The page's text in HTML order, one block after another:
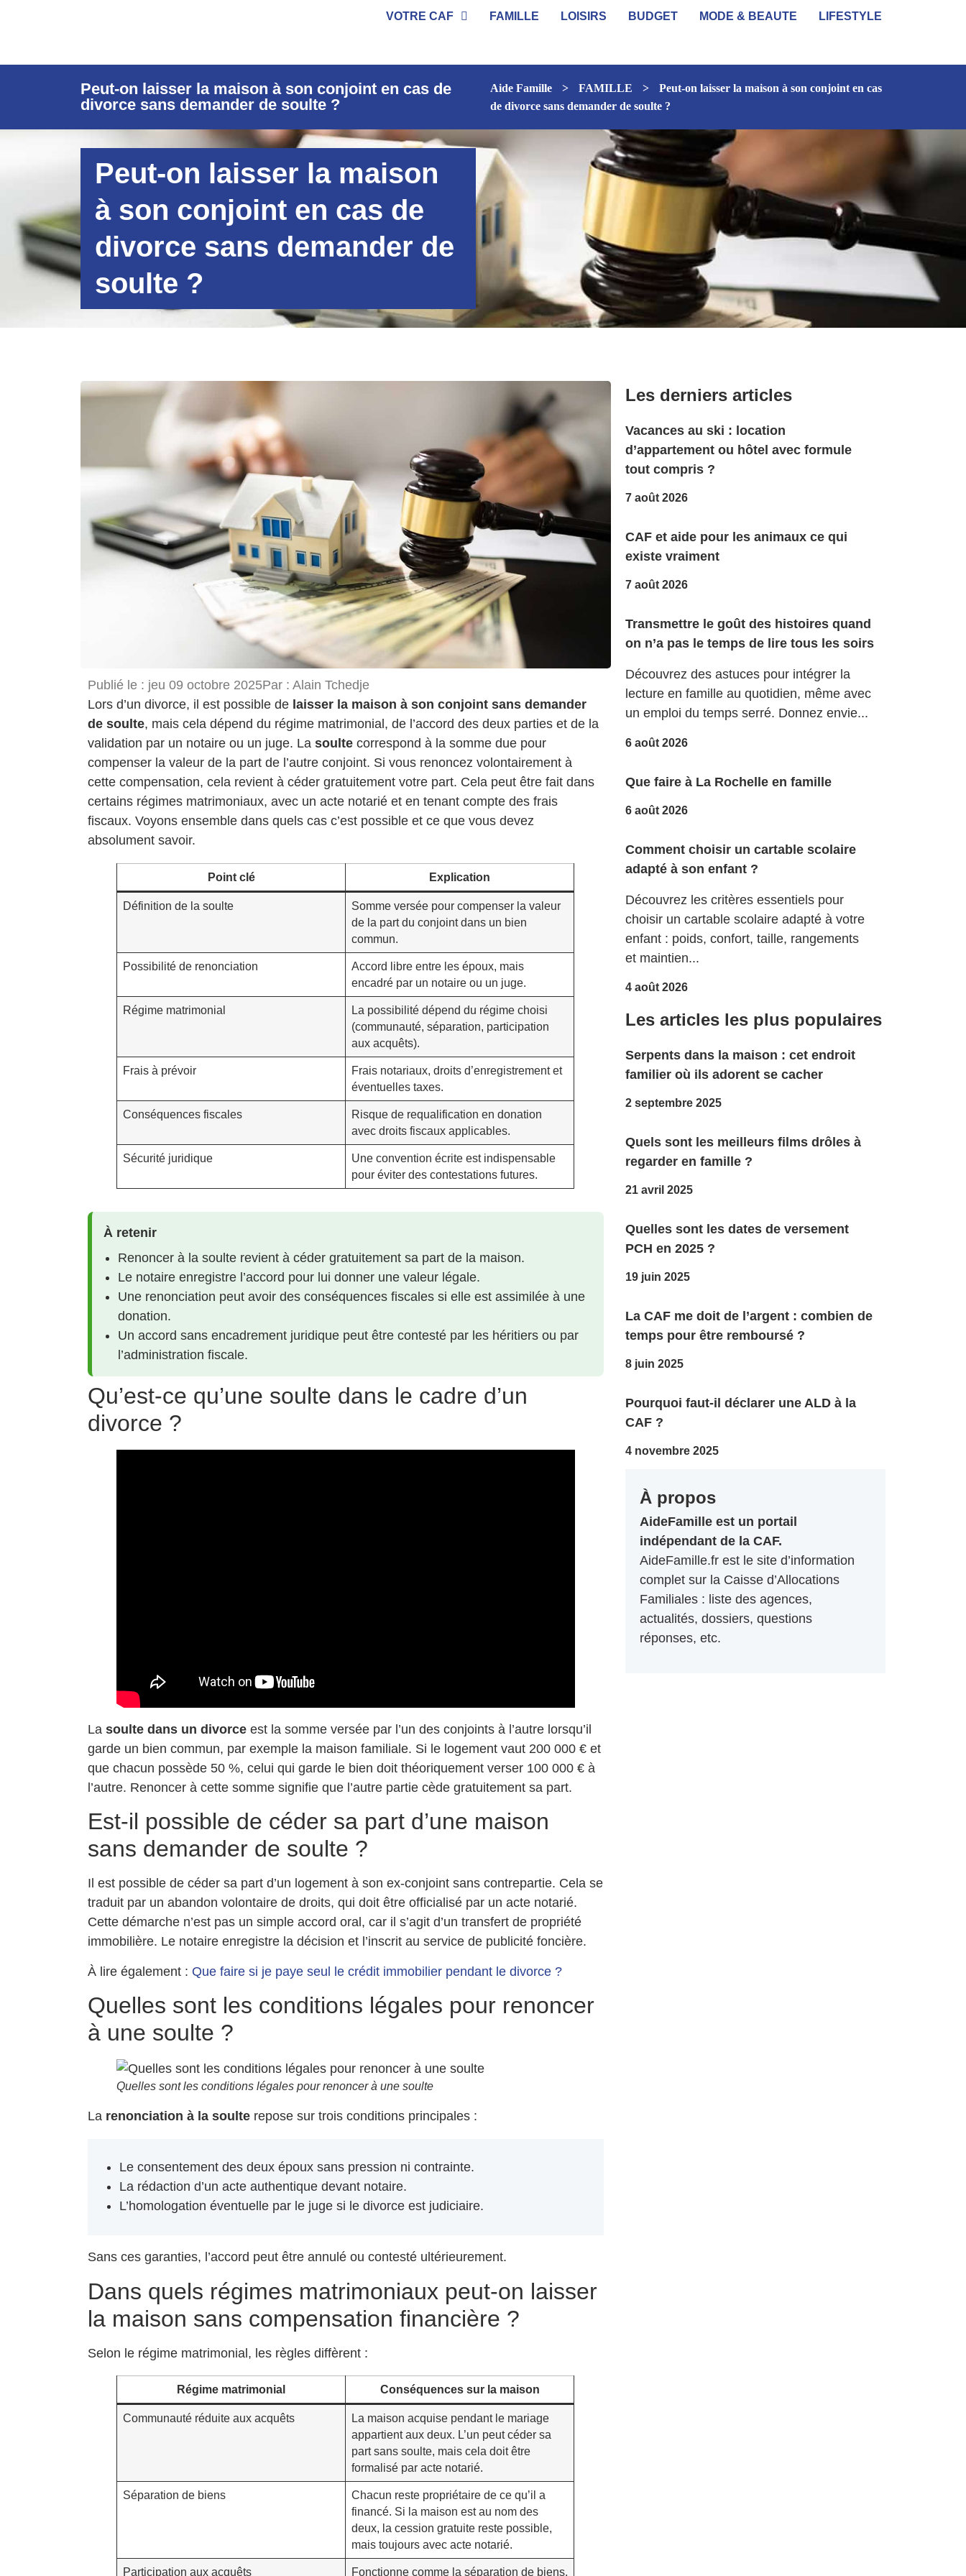
VOTRE CAF FAMILLE LOISIRS BUDGET MODE & BEAUTE LIFESTYLE
Peut-on laisser la maison à son conjoint en cas de
divorce sans demander de soulte ?
Aide Famille > FAMILLE >
Peut-on laisser la maison à son conjoint en cas
de divorce sans demander de soulte ?
Peut-on laisser la maison
à son conjoint en cas de
divorce sans demander de
soulte ?
Publié le : jeu 09 octobre 2025Par : Alain Tchedje
Lors d’un divorce, il est possible de laisser la maison à son conjoint sans demander
de soulte, mais cela dépend du régime matrimonial, de l’accord des deux parties et de la
validation par un notaire ou un juge. La soulte correspond à la somme due pour
compenser la valeur de la part de l’autre conjoint. Si vous renoncez volontairement à
cette compensation, cela revient à céder gratuitement votre part. Cela peut être fait dans
certains régimes matrimoniaux, avec un acte notarié et en tenant compte des frais
fiscaux. Voyons ensemble dans quels cas c’est possible et ce que vous devez
absolument savoir.
Point clé Explication
Définition de la soulte
Somme versée pour compenser la valeur
de la part du conjoint dans un bien
commun.
Possibilité de renonciation
Accord libre entre les époux, mais
encadré par un notaire ou un juge.
Régime matrimonial
La possibilité dépend du régime choisi
(communauté, séparation, participation
aux acquêts).
Frais à prévoir
Frais notariaux, droits d’enregistrement et
éventuelles taxes.
Conséquences fiscales
Risque de requalification en donation
avec droits fiscaux applicables.
Sécurité juridique
Une convention écrite est indispensable
pour éviter des contestations futures.
À retenir
Renoncer à la soulte revient à céder gratuitement sa part de la maison.
Le notaire enregistre l’accord pour lui donner une valeur légale.
Une renonciation peut avoir des conséquences fiscales si elle est assimilée à une
donation.
Un accord sans encadrement juridique peut être contesté par les héritiers ou par
l’administration fiscale.
Qu’est-ce qu’une soulte dans le cadre d’un
divorce ?
La soulte dans un divorce est la somme versée par l’un des conjoints à l’autre lorsqu’il
garde un bien commun, par exemple la maison familiale. Si le logement vaut 200 000 € et
que chacun possède 50 %, celui qui garde le bien doit théoriquement verser 100 000 € à
l’autre. Renoncer à cette somme signifie que l’autre partie cède gratuitement sa part.
Est-il possible de céder sa part d’une maison
sans demander de soulte ?
Il est possible de céder sa part d’un logement à son ex-conjoint sans contrepartie. Cela se
traduit par un abandon volontaire de droits, qui doit être officialisé par un acte notarié.
Cette démarche n’est pas un simple accord oral, car il s’agit d’un transfert de propriété
immobilière. Le notaire enregistre la décision et l’inscrit au service de publicité foncière.
À lire également : Que faire si je paye seul le crédit immobilier pendant le divorce ?
Quelles sont les conditions légales pour renoncer
à une soulte ?
Quelles sont les conditions légales pour renoncer à une soulte
La renonciation à la soulte repose sur trois conditions principales :
Le consentement des deux époux sans pression ni contrainte.
La rédaction d’un acte authentique devant notaire.
L’homologation éventuelle par le juge si le divorce est judiciaire.
Sans ces garanties, l’accord peut être annulé ou contesté ultérieurement.
Dans quels régimes matrimoniaux peut-on laisser
la maison sans compensation financière ?
Selon le régime matrimonial, les règles diffèrent :
Régime matrimonial Conséquences sur la maison
Communauté réduite aux acquêts
La maison acquise pendant le mariage
appartient aux deux. L’un peut céder sa
part sans soulte, mais cela doit être
formalisé par acte notarié.
Séparation de biens
Chacun reste propriétaire de ce qu’il a
financé. Si la maison est au nom des
deux, la cession gratuite reste possible,
mais toujours avec acte notarié.
Participation aux acquêts Fonctionne comme la séparation de biens,
Les derniers articles
Vacances au ski : location
d’appartement ou hôtel avec formule
tout compris ?
7 août 2026
CAF et aide pour les animaux ce qui
existe vraiment
7 août 2026
Transmettre le goût des histoires quand
on n’a pas le temps de lire tous les soirs
Découvrez des astuces pour intégrer la
lecture en famille au quotidien, même avec
un emploi du temps serré. Donnez envie...
6 août 2026
Que faire à La Rochelle en famille
6 août 2026
Comment choisir un cartable scolaire
adapté à son enfant ?
Découvrez les critères essentiels pour
choisir un cartable scolaire adapté à votre
enfant : poids, confort, taille, rangements
et maintien...
4 août 2026
Les articles les plus populaires
Serpents dans la maison : cet endroit
familier où ils adorent se cacher
2 septembre 2025
Quels sont les meilleurs films drôles à
regarder en famille ?
21 avril 2025
Quelles sont les dates de versement
PCH en 2025 ?
19 juin 2025
La CAF me doit de l’argent : combien de
temps pour être remboursé ?
8 juin 2025
Pourquoi faut-il déclarer une ALD à la
CAF ?
4 novembre 2025
À propos
AideFamille est un portail
indépendant de la CAF.
AideFamille.fr est le site d’information
complet sur la Caisse d’Allocations
Familiales : liste des agences,
actualités, dossiers, questions
réponses, etc.